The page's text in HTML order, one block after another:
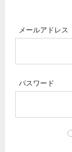
メールアドレス
パスワード